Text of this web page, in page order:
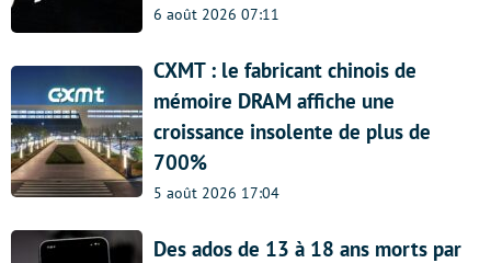
6 août 2026 07:11
CXMT : le fabricant chinois de
mémoire DRAM affiche une
croissance insolente de plus de
700%
5 août 2026 17:04
Des ados de 13 à 18 ans morts par